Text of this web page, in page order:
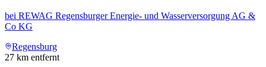
bei REWAG Regensburger Energie- und Wasserversorgung AG &
Co KG
Regensburg
27 km entfernt